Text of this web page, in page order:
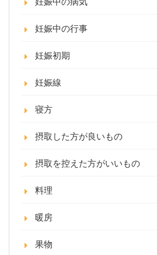
妊娠中の行事
妊娠初期
妊娠線
寝方
摂取した方が良いもの
摂取を控えた方がいいもの
料理
暖房
果物